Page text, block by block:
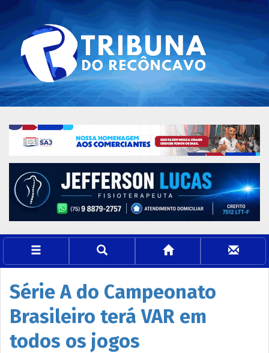
Série A do Campeonato
Brasileiro terá VAR em
todos os jogos